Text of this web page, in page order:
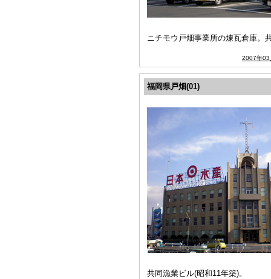
ニチモウ戸畑事業所の煉瓦倉庫。
2007年03
福岡県戸畑(01)
共同漁業ビル(昭和11年築)。